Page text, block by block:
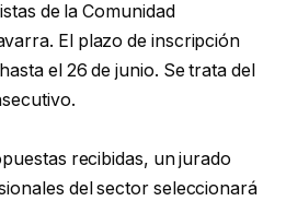
de la Comunidad
El plazo de inscripción
el 26 de junio. Se trata del
recibidas, un jurado
del sector seleccionará